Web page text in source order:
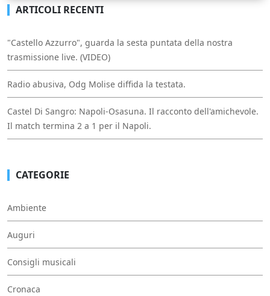
ARTICOLI RECENTI
"Castello Azzurro", guarda la sesta puntata della nostra
trasmissione live. (VIDEO)
Radio abusiva, Odg Molise diffida la testata.
Castel Di Sangro: Napoli-Osasuna. Il racconto dell'amichevole.
Il match termina 2 a 1 per il Napoli.
CATEGORIE
Ambiente
Auguri
Consigli musicali
Cronaca